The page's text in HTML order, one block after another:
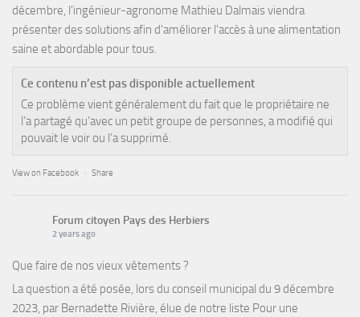
décembre, l'ingénieur-agronome Mathieu Dalmais viendra
présenter des solutions afin d'améliorer l'accès à une alimentation
saine et abordable pour tous.
Ce contenu n’est pas disponible actuellement
Ce problème vient généralement du fait que le propriétaire ne
l’a partagé qu’avec un petit groupe de personnes, a modifié qui
pouvait le voir ou l’a supprimé.
View on Facebook · Share
Forum citoyen Pays des Herbiers
2 years ago
Que faire de nos vieux vêtements ?
La question a été posée, lors du conseil municipal du 9 décembre
2023, par Bernadette Rivière, élue de notre liste Pour une